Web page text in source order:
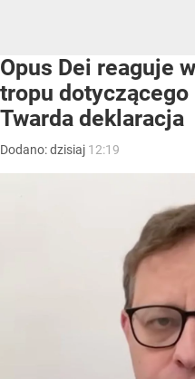
Opus Dei reaguje
tropu
Twarda deklaracja
Dodano:dzisiaj 12:19